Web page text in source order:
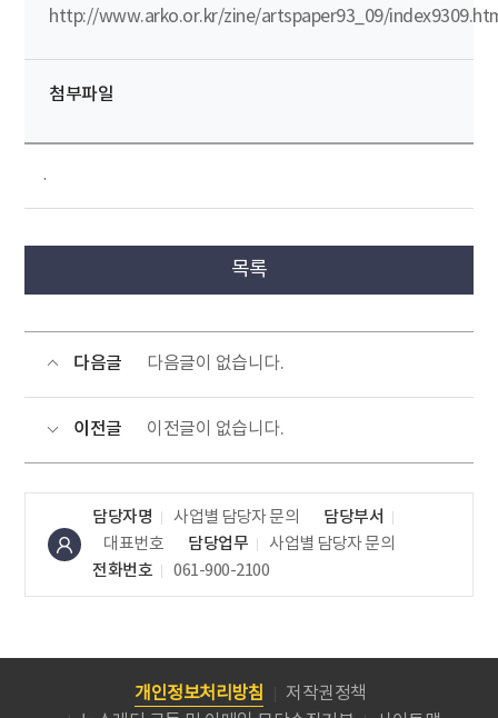
http://www.arko.or.kr/zine/artspaper93_09/
첨부파일
.
목록
다음글 다음글이 없습니다.
이전글 이전글이 없습니다.
담당자명 사업별 담당자 문의
담당부서
대표번호
담당업무
사업별 담당자 문의
전화번호
061-900-2100
개인정보처리방침
저작권정책